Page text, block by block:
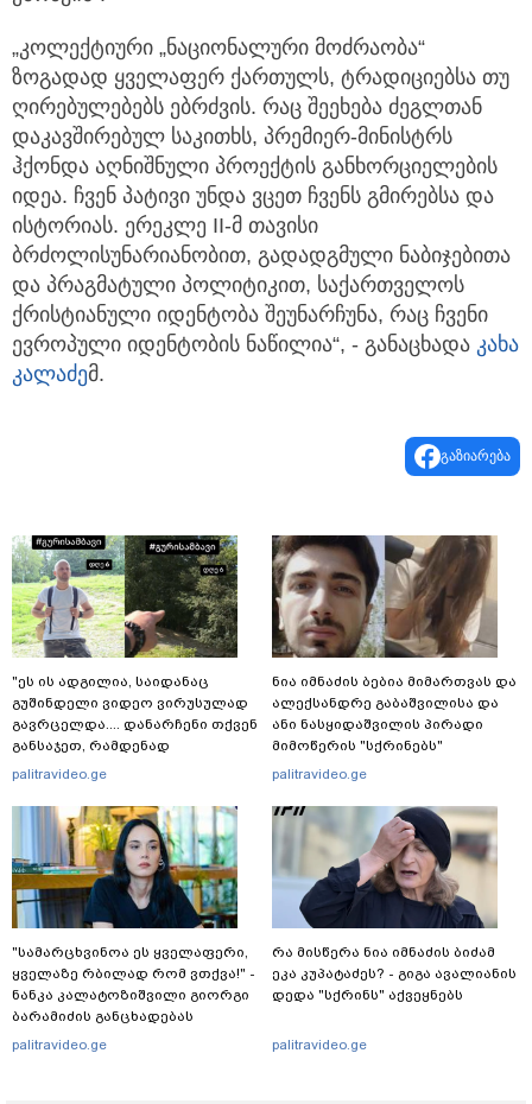
„კოლექტიური „ნაციონალური მოძრაობა“
ზოგადად ყველაფერ ქართულს, ტრადიციებსა თუ
ღირებულებებს ებრძვის. რაც შეეხება ძეგლთან
დაკავშირებულ საკითხს, პრემიერ-მინისტრს
ჰქონდა აღნიშნული პროექტის განხორციელების
იდეა. ჩვენ პატივი უნდა ვცეთ ჩვენს გმირებსა და
ისტორიას. ერეკლე II-მ თავისი
ბრძოლისუნარიანობით, გადადგმული ნაბიჯებითა
და პრაგმატული პოლიტიკით, საქართველოს
ქრისტიანული იდენტობა შეუნარჩუნა, რაც ჩვენი
ევროპული იდენტობის ნაწილია“, - განაცხადა კახა
კალაძემ.
გაზიარება
"ეს ის ადგილია, საიდანაც
გუშინდელი ვიდეო ვირუსულად
გავრცელდა.... დანარჩენი თქვენ
განსაჯეთ, რამდენად
შესაძლებელია აქ ადამიანის
აქვეყნებს კობა ახალაძე
მლეთიდან, სადაც 12 წლის წინ
გურამ დადიანიძე გაუჩინარდა?
palitravideo.ge
"სა­მარ­ცხვი­ნოა ეს ყვე­ლა­ფე­რი,
ყვე­ლა­ზე რბი­ლად რომ ვთქვა!" -
ნანკა კალატოზიშვილი გიორგი
ბარამიძის განცხადებას
ეხმაურება
palitravideo.ge
ნია იმნაძის ბებია მიმართვას და
ალექსანდრე გაბაშვილისა და
ანი ნასყიდაშვილის პირადი
მიმოწერის "სქრინებს"
ავრცელებს
palitravideo.ge
რა მისწერა ნია იმნაძის ბიძამ
ეკა კუპატაძეს? - გიგა ავალიანის
დედა "სქრინს" აქვეყნებს
palitravideo.ge